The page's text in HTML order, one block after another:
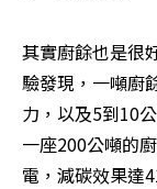
其實廚餘也是很
驗發現，一噸廚
力，以及5到10
一座200公噸的
電，減碳效果達